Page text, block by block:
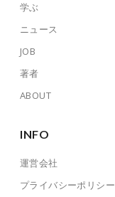
学ぶ
ニュース
JOB
著者
ABOUT
INFO
運営会社
プライバシーポリシー